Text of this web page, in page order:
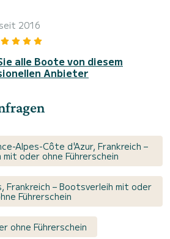
2016
alle Boote von diesem
Anbieter
Alpes-Côte d'Azur, Frankreich –
oder ohne Führerschein
Frankreich – Bootsverleih mit oder
Führerschein
ohne Führerschein